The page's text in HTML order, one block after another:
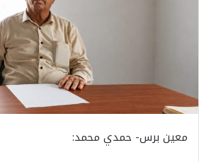
معين برس- حمدي محمد: